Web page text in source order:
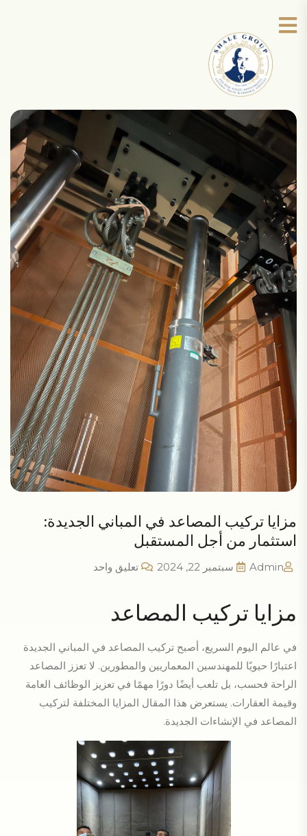
مزايا تركيب المصاعد في المباني الجديدة:
استثمار من أجل المستقبل
Admin سبتمبر 22, 2024 تعليق واحد
مزايا تركيب المصاعد
في عالم اليوم السريع، أصبح تركيب المصاعد في المباني الجديدة
اعتبارًا حيويًا للمهندسين المعماريين والمطورين. لا تعزز المصاعد
الراحة فحسب، بل تلعب أيضًا دورًا مهمًا في تعزيز الوظائف العامة
وقيمة العقارات. يستعرض هذا المقال المزايا المختلفة لتركيب
المصاعد في الإنشاءات الجديدة.